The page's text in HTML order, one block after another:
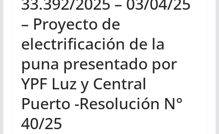
– Proyecto de
electrificación de la
puna presentado por
YPF Luz y Central
Puerto -Resolución N°
40/25